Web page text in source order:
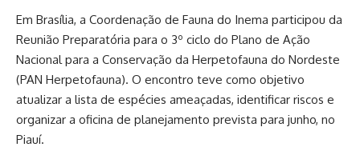
Em Brasília, a Coordenação de Fauna do Inema participou da
Reunião Preparatória para o 3º ciclo do Plano de Ação
Nacional para a Conservação da Herpetofauna do Nordeste
(PAN Herpetofauna). O encontro teve como objetivo
atualizar a lista de espécies ameaçadas, identificar riscos e
organizar a oficina de planejamento prevista para junho, no
Piauí.